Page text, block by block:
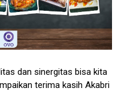
dan sinergitas bisa kita
terima kasih Akabri